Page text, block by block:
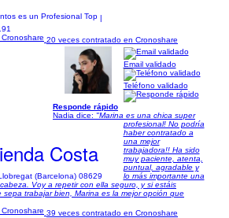
|
20 veces contratado en Cronoshare
Costa
(Barcelona) 08629
Email validado
Teléfono validado
Responde rápido
Nadia dice: "Marina es una chica super
profesional! No podría
haber contratado a
una mejor
trabajadora!! Ha sido
muy paciente, atenta,
puntual, agradable y
lo más importante una
Voy a repetir con ella seguro, y si estáis
trabajar bien, Marina es la mejor opción que
39 veces contratado en Cronoshare